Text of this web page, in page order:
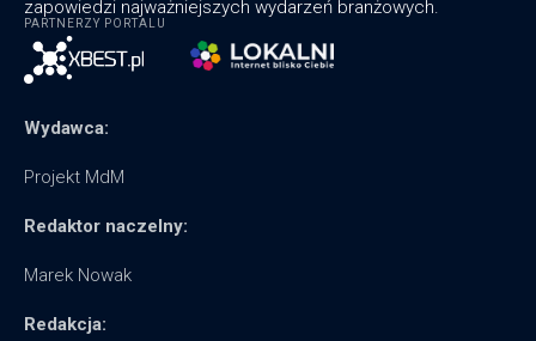
zapowiedzi najważniejszych wydarzeń branżowych.
PARTNERZY PORTALU
Wydawca:
Projekt MdM
Redaktor naczelny:
Marek Nowak
Redakcja: